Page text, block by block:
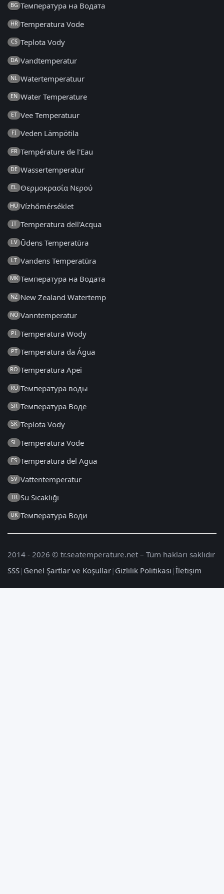
BG Температура на Водата
HR Temperatura Vode
CS Teplota Vody
DA Vandtemperatur
NL Watertemperatuur
EN Water Temperature
ET Vee Temperatuur
FI Veden Lämpötila
FR Température de l'Eau
DE Wassertemperatur
EL Θερμοκρασία Νερού
HU Vízhőmérséklet
IT Temperatura dell'Acqua
LV Ūdens Temperatūra
LT Vandens Temperatūra
MK Температура на Водата
NZ New Zealand Watertemp
NO Vanntemperatur
PL Temperatura Wody
PT Temperatura da Água
RO Temperatura Apei
RU Температура воды
SR Температура Воде
SK Teplota Vody
SL Temperatura Vode
ES Temperatura del Agua
SV Vattentemperatur
TR Su Sıcaklığı
UK Температура Води
2014 - 2026 © tr.seatemperature.net – Tüm hakları saklıdır
SSS| Genel Şartlar ve Koşullar| Gizlilik Politikası |İletişim